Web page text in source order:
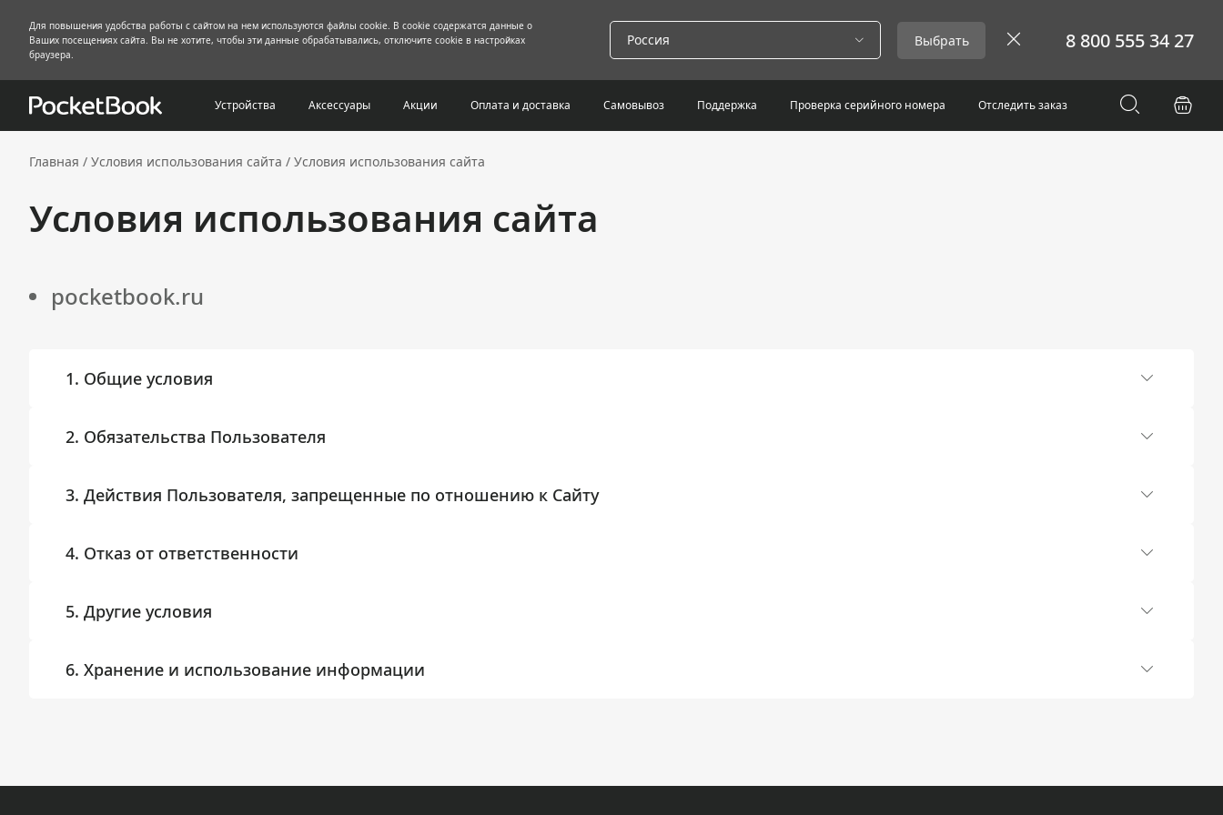
Для повышения удобства работы с сайтом на нем используются файлы cookie. В cookie содержатся данные о
Ваших посещениях сайта. Вы не хотите, чтобы эти данные обрабатывались, отключите cookie в настройках
браузера.
Россия Выбрать 8 800 555 34 27
Устройства Аксессуары Акции Оплата и доставка Самовывоз Поддержка Проверка серийного номера Отследить заказ
Главная / Условия использования сайта / Условия использования сайта
Условия использования сайта
pocketbook.ru
1. Общие условия
2. Обязательства Пользователя
3. Действия Пользователя, запрещенные по отношению к Сайту
4. Отказ от ответственности
5. Другие условия
6. Хранение и использование информации